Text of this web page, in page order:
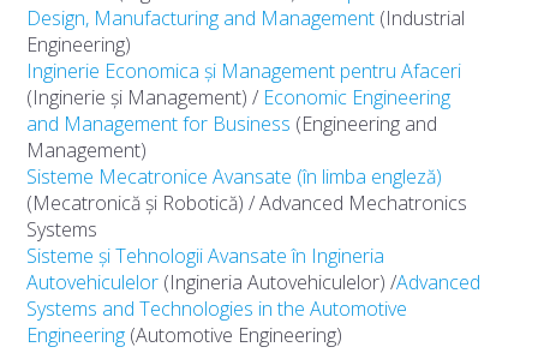
Alegeri academice
Școala doctorală de știinte inginerești
Concursuri Posturi
AIIMI
Prezentare Generală
Statut
Activități
Contact
Design, Manufacturing and Management (Industrial
Engineering)
Inginerie Economica și Management pentru Afaceri
(Inginerie și Management) / Economic Engineering
and Management for Business (Engineering and
Management)
Sisteme Mecatronice Avansate (în limba engleză)
(Mecatronică și Robotică) / Advanced Mechatronics
Systems
Sisteme și Tehnologii Avansate în Ingineria
Autovehiculelor (Ingineria Autovehiculelor) /Advanced
Systems and Technologies in the Automotive
Engineering (Automotive Engineering)